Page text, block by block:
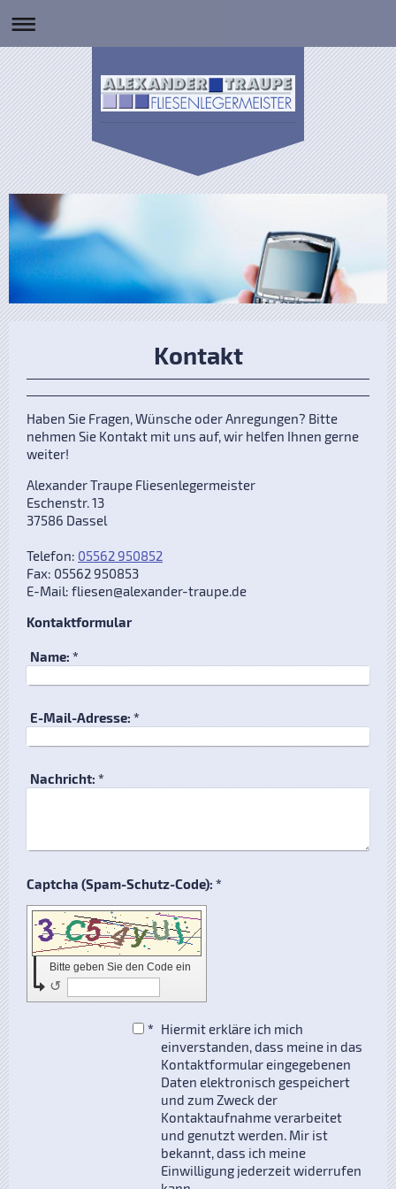
Kontakt
Haben Sie Fragen, Wünsche oder Anregungen? Bitte
nehmen Sie Kontakt mit uns auf, wir helfen Ihnen gerne
weiter!
Alexander Traupe Fliesenlegermeister
Eschenstr.13
37586 Dassel
Telefon: 05562 950852
Fax: 05562 950853
E-Mail: fliesen@alexander-traupe.de
Kontaktformular
Name: *
E-Mail-Adresse: *
Nachricht: *
Captcha (Spam-Schutz-Code): *
Bitte geben Sie den Code ein
↺
* Hiermit erkläre ich mich
einverstanden, dass meine in das
Kontaktformular eingegebenen
Daten elektronisch gespeichert
und zum Zweck der
Kontaktaufnahme verarbeitet
und genutzt werden. Mir ist
bekannt, dass ich meine
Einwilligung jederzeit widerrufen